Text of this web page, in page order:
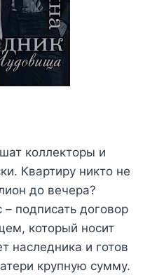
коллекторы и
Квартиру никто не
до вечера?
подписать договор
который носит
наследника и готов
крупную сумму.